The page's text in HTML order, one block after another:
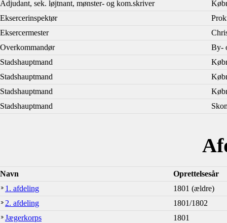
Adjudant, sek. løjtnant, mønster- og kom.skriver
Eksercerinspektør
Eksercermester
Overkommandør
By-
Stadshauptmand
Stadshauptmand
Stadshauptmand
Stadshauptmand
Navn
Oprettelsesår
1. afdeling
1801 (ældre)
2. afdeling
1801/1802
Jægerkorps
1801